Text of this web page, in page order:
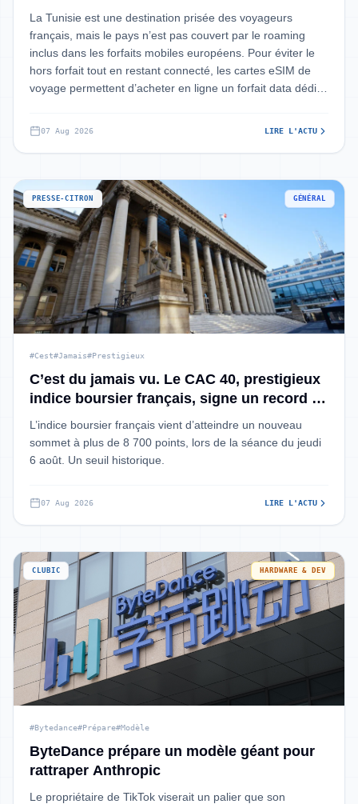
La Tunisie est une destination prisée des voyageurs
français, mais le pays n’est pas couvert par le roaming
inclus dans les forfaits mobiles européens. Pour éviter le
hors forfait tout en restant connecté, les cartes eSIM de
voyage permettent d’acheter en ligne un forfait data dédié
07 Aug 2026 LIRE L'ACTU
PRESSE-CITRON GÉNÉRAL
#Cest#Jamais#Prestigieux
C’est du jamais vu. Le CAC 40, prestigieux
indice boursier français, signe un record :
en 6 ans, il n’a jamais baissé et il a même
doublé
L’indice boursier français vient d’atteindre un nouveau
sommet à plus de 8 700 points, lors de la séance du jeudi
6 août. Un seuil historique.
07 Aug 2026 LIRE L'ACTU
CLUBIC HARDWARE & DEV
#Bytedance#Prépare#Modèle
ByteDance prépare un modèle géant pour
rattraper Anthropic
Le propriétaire de TikTok viserait un palier que son